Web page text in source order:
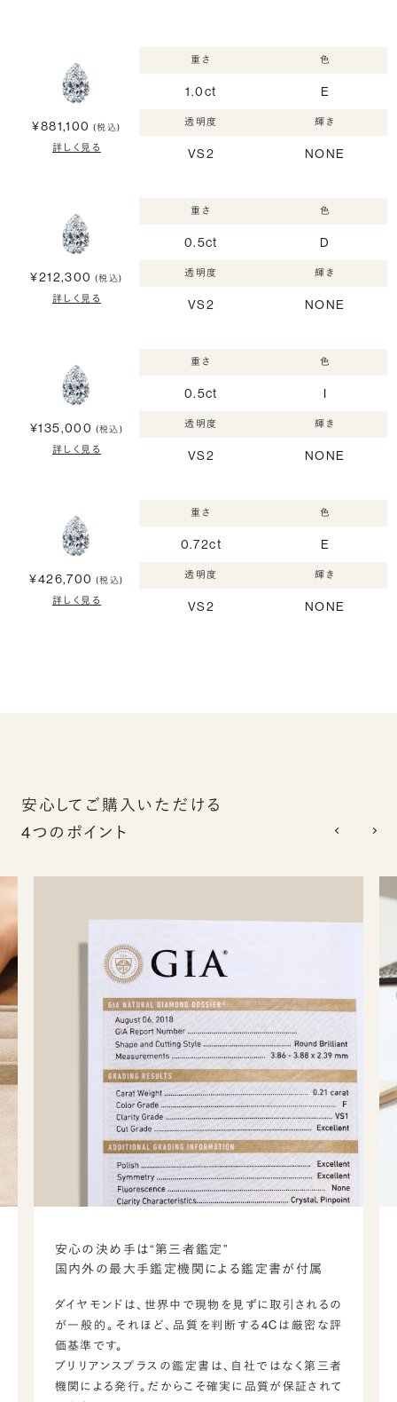
¥881,100 (税込)
詳しく見る
重さ
1.0ct
色
E
透明度
VS2
輝き
NONE
¥212,300 (税込)
詳しく見る
重さ
0.5ct
色
D
透明度
VS2
輝き
NONE
¥135,000 (税込)
詳しく見る
重さ
0.5ct
色
I
透明度
VS2
輝き
NONE
¥426,700 (税込)
詳しく見る
重さ
0.72ct
色
E
透明度
VS2
輝き
NONE
安心してご購入いただける
4つのポイント
安心の決め手は“第三者鑑定”
国内外の最大手鑑定機関による鑑定書が付属
ダイヤモンドは、世界中で現物を見ずに取引されるの
が一般的。それほど、品質を判断する4Cは厳密な評
価基準です。
ブリリアンスプラスの鑑定書は、自社ではなく第三者
機関による発行。だからこそ確実に品質が保証されて